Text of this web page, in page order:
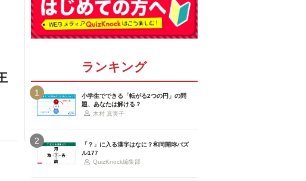
ランキング
1
小学生でできる「転がる2つの円」の問
題、あなたは解ける？
木村 真実子
2
「？」に入る漢字はなに？和同開珎パズ
ル177
QuizKnock編集部